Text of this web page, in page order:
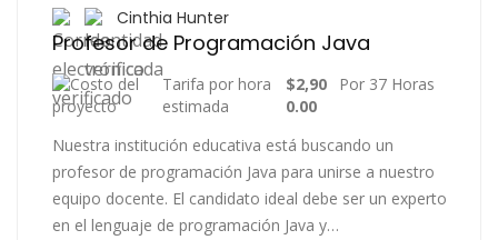
Cinthia Hunter
Profesor de Programación Java
Tarifa por hora
estimada
$2,90
0.00
Por 37 Horas
Nuestra institución educativa está buscando un
profesor de programación Java para unirse a nuestro
equipo docente. El candidato ideal debe ser un experto
en el lenguaje de programación Java y…